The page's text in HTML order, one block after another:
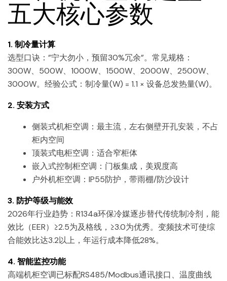
五大核心参数
1. 制冷量计算
选型口诀：”宁大勿小，预留30%冗余”。常见规格：
300W、500W、1000W、1500W、2000W、2500W、
3000W。经验公式：制冷量(W) = 1.1 × 设备总发热量(W)。
2. 安装方式
侧装式机柜空调：最主流，左右侧壁开孔安装，不占
柜内空间
顶装式电柜空调：适合窄柜体
嵌入式控制柜空调：门板集成，美观度高
户外机柜空调：IP55防护，带雨棚/防沙设计
3. 防护等级与能效
2026年行业趋势：R134a环保冷媒逐步替代传统制冷剂，能
效比（EER）≥2.5为及格线，≥3.0为优秀。变频技术可使综
合能效比达3.2以上，年运行成本降低28%。
4. 智能监控功能
高端机柜空调已标配RS485/Modbus通讯接口、温度曲线